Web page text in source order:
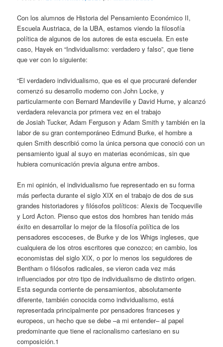
Con los alumnos de Historia del Pensamiento Económico II,
Escuela Austriaca, de la UBA, estamos viendo la filosofía
política de algunos de los autores de esta escuela. En este
caso, Hayek en “Individualismo: verdadero y falso”, que tiene
que ver con lo siguiente:
“El verdadero individualismo, que es el que procuraré defender
comenzó su desarrollo moderno con John Locke, y
particularmente con Bernard Mandeville y David Hume, y alcanzó
verdadera relevancia por primera vez en el trabajo
deJosiah Tucker, Adam Ferguson y Adam Smith y también en la
labor de su gran contemporáneo Edmund Burke, el hombre a
quien Smith describió como la única persona que conoció con un
pensamiento igual al suyo en materias económicas, sin que
hubiera comunicación previa alguna entre ambos.
En mi opinión, el individualismo fue representado en su forma
más perfecta durante el siglo XIX en el trabajo de dos de sus
grandes historiadores y filósofos políticos: Alexis de Tocqueville
y LordActon. Pienso que estos dos hombres han tenido más
éxito en desarrollar lo mejor de la filosofía política de los
pensadores escoceses, de Burke y de los Whigs ingleses, que
cualquiera de los otros escritores que conozco; en cambio, los
economistas del siglo XIX, o por lo menos los seguidores de
Bentham o filósofos radicales, se vieron cada vez más
influenciados por otro tipo de individualismo de distinto origen.
Esta segunda corriente de pensamientos, absolutamente
diferente, también conocida como individualismo, está
representada principalmente por pensadores franceses y
europeos, un hecho que se debe –a mi entender– al papel
predominante que tiene el racionalismo cartesiano en su
composición.1